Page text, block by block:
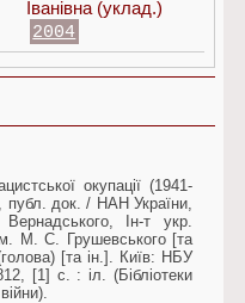
Іванівна (уклад.)
2004
окупації (1941-
публ. док. / НАН України,
Ін-т укр.
М. С. Грушевського [та
[та ін.]. Київ: НБУ
[1] c. : іл. (Бібліотеки